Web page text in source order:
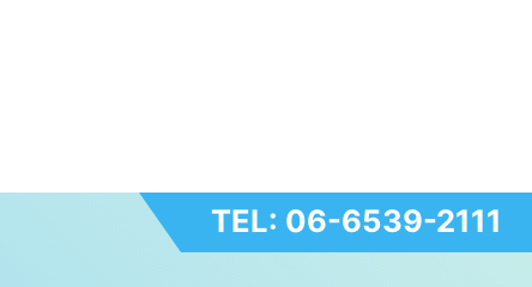
TEL: 06-6539-2111